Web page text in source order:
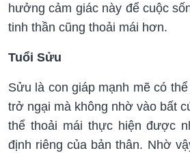
hưởng cảm giác này để cuộc
tinh thần cũng thoải mái hơn.
Tuổi Sửu
Sửu là con giáp mạnh mẽ có
trở ngại mà không nhờ vào bất
thể thoải mái thực hiện được
định riêng của bản thân. Nhờ